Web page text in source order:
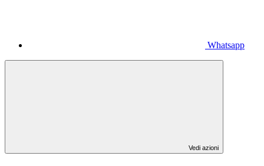
Whatsapp
Vedi azioni